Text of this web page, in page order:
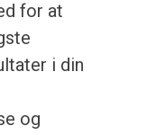
for at
i din
og